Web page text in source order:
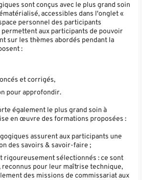
sont conçus avec le plus grand soin
accessibles dans l'onglet «
personnel des participants
permettent aux participants de pouvoir
sur les thèmes abordés pendant la
:
et corrigés,
pour approfondir.
également le plus grand soin à
en œuvre des formations proposées :
assurent aux participants une
des savoirs & savoir-faire ;
rigoureusement sélectionnés : ce sont
pour leur maîtrise technique,
des missions de commissariat aux